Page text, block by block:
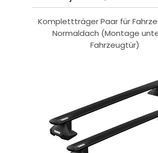
Komplettträger Paar für
Normaldach (Montage
Fahrzeugtür)